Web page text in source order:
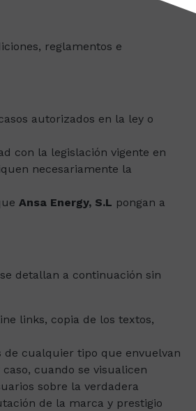
reglamentos e
autorizados en la ley o
con la legislación vigente en
necesariamente la
Ansa Energy, S.L pongan a
detallan a continuación sin
links, copia de los textos,
de cualquier tipo que envuelvan
cuando se visualicen
sobre la verdadera
de la marca y prestigio